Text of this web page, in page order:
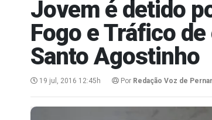
Jovem é detido
Fogo e Tráfico
Santo Agostinho
19 jul, 2016 12:45h Por Redação Voz de